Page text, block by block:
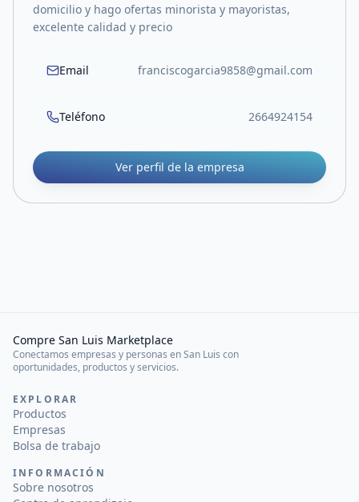
domicilio y hago ofertas minorista y mayoristas,
excelente calidad y precio
Email franciscogarcia9858@gmail.com
Teléfono 2664924154
Ver perfil de la empresa
Compre San Luis Marketplace
Conectamos empresas y personas en San Luis con
oportunidades, productos y servicios.
EXPLORAR
Productos
Empresas
Bolsa de trabajo
INFORMACIÓN
Sobre nosotros